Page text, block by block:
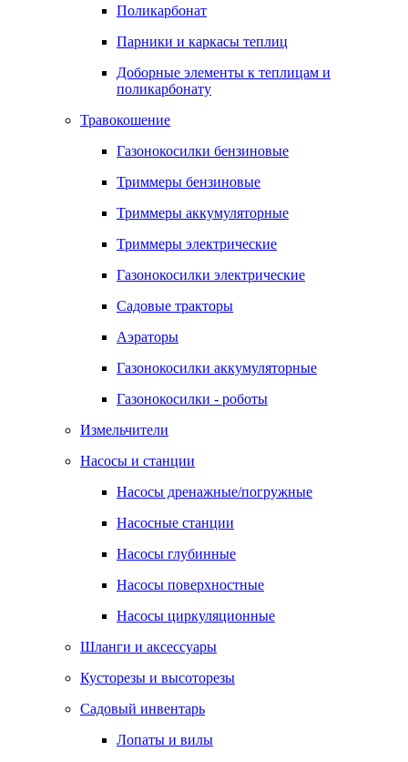
Поликарбонат
Парники и каркасы теплиц
Доборные элементы к теплицам и
поликарбонату
Травокошение
Газонокосилки бензиновые
Триммеры бензиновые
Триммеры аккумуляторные
Триммеры электрические
Газонокосилки электрические
Садовые тракторы
Аэраторы
Газонокосилки аккумуляторные
Газонокосилки - роботы
Измельчители
Насосы и станции
Насосы дренажные/погружные
Насосные станции
Насосы глубинные
Насосы поверхностные
Насосы циркуляционные
Шланги и аксессуары
Кусторезы и высоторезы
Садовый инвентарь
Лопаты и вилы